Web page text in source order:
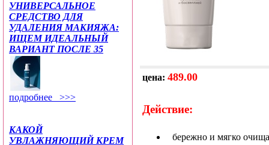
УНИВЕРСАЛЬНОЕ
СРЕДСТВО ДЛЯ
УДАЛЕНИЯ МАКИЯЖА:
ИЩЕМ ИДЕАЛЬНЫЙ
ВАРИАНТ ПОСЛЕ 35
подробнее >>>
КАКОЙ
УВЛАЖНЯЮЩИЙ КРЕМ
цена: 489.00
Действие:
бережно и мягко